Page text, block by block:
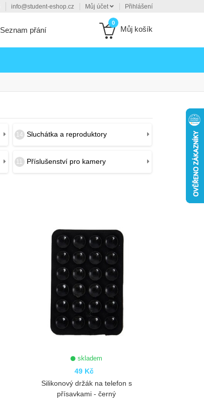
info@student-eshop.cz Můj účet Přihlášení
Seznam přání
0
Můj košík
14 Sluchátka a reproduktory
11 Příslušenství pro kamery
skladem
49 Kč
Silikonový držák na telefon s
přísavkami - černý